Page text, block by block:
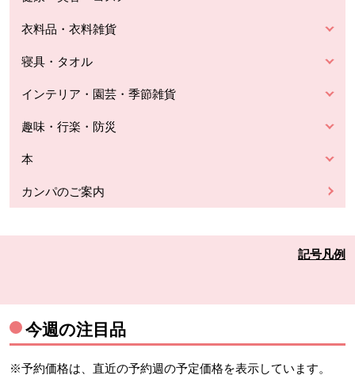
衣料品・衣料雑貨
寝具・タオル
インテリア・園芸・季節雑貨
趣味・行楽・防災
本
カンパのご案内
記号凡例
今週の注目品
※予約価格は、直近の予約週の予定価格を表示しています。